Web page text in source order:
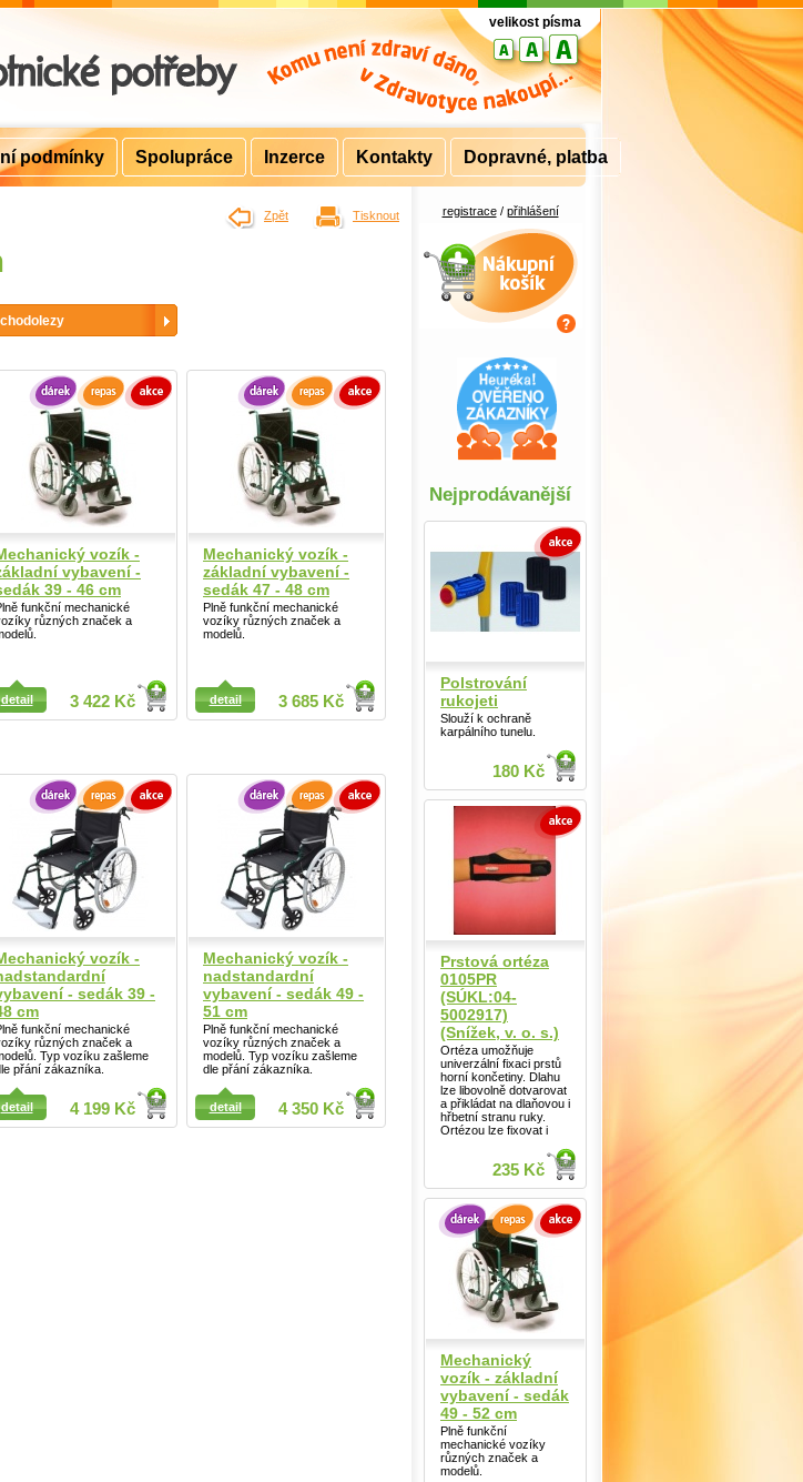
vozík -
vybavení -
39 - 46 cm
funkční mechanické
různých značek a
3 422 Kč
detail
Mechanický vozík -
základní vybavení -
sedák 47 - 48 cm
Plně funkční mechanické
vozíky různých značek a
modelů.
3 685 Kč
detail
vozík -
- sedák 39 -
cm
funkční mechanické
různých značek a
Typ vozíku zašleme
přání zákazníka.
4 199 Kč
detail
Mechanický vozík -
nadstandardní
vybavení - sedák 49 -
51 cm
Plně funkční mechanické
vozíky různých značek a
modelů. Typ vozíku zašleme
dle přání zákazníka.
4 350 Kč
detail
registrace/ přihlášení
Nákupní košík
velikost písma
Tisknout
Zpět
Nejprodávanější
Polstrování
rukojeti
Slouží k ochraně
karpálního tunelu.
180 Kč
Prstová ortéza
0105PR
(SÚKL:04-
5002917)
(Snížek, v. o. s.)
Ortéza umožňuje
univerzální fixaci prstů
horní končetiny. Dlahu
lze libovolně dotvarovat
a přikládat na dlaňovou i
hřbetní stranu ruky.
Ortézou lze fixovat i
235 Kč
Mechanický
vozík - základní
vybavení - sedák
49 - 52 cm
Plně funkční
mechanické vozíky
různých značek a
modelů.
podmínky Spolupráce Inzerce Kontakty Dopravné, platba